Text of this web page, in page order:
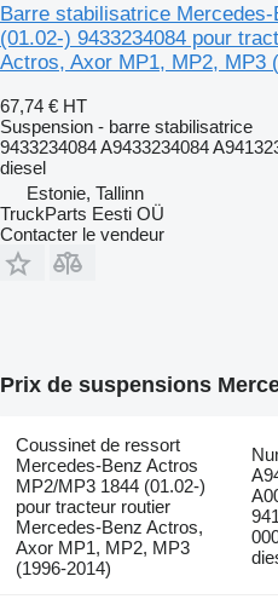
Barre stabilisatrice
(01.02-) 9433234084 pour
Actros, Axor MP1, MP2, MP3
67,74 € HT
Suspension - barre stabilisatrice
9433234084 A9433234084
diesel
Estonie, Tallinn
TruckParts Eesti OÜ
Contacter le vendeur
Prix de suspensions
Coussinet de ressort
Mercedes-Benz Actros
MP2/MP3 1844 (01.02-)
pour tracteur routier
Mercedes-Benz Actros,
Axor MP1, MP2, MP3
(1996-2014)